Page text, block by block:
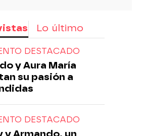
Lo último
DESTACADO
y Aura María
su pasión a
DESTACADO
y Armando, un